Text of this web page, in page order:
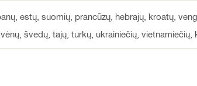
estų, suomių, prancūzų, hebrajų, kroatų,
švedų, tajų, turkų, ukrainiečių, vietnamiečių,